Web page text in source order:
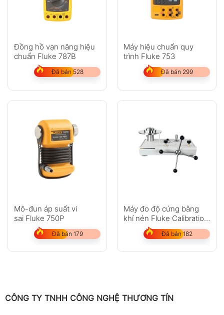
Đồng hồ vạn năng hiệu
chuẩn Fluke 787B
Đã bán 528
Máy hiệu chuẩn quy
trình Fluke 753
Đã bán 299
Mô-đun áp suất vi
sai Fluke 750P
Đã bán 179
Máy đo độ cứng bằng
khí nén Fluke Calibration
P3031, P3032
Đã bán 182
CÔNG TY TNHH CÔNG NGHỆ THƯƠNG TÍN